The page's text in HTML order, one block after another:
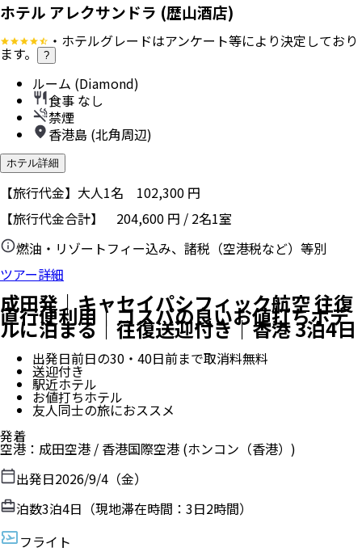
ホテル アレクサンドラ (歴山酒店)
・ホテルグレードはアンケート等により決定しており
ます。 ?
ルーム (Diamond)
食事 なし
禁煙
香港島 (北角周辺)
ホテル詳細
【旅行代金】大人1名 102,300 円
【旅行代金合計】 204,600 円 / 2名1室
燃油・リゾートフィー込み、諸税（空港税など）等別
ツアー詳細
成田発｜キャセイパシフィック航空 往復
直行便利用｜コスパの良いお値打ちホテ
ルに泊まる｜往復送迎付き｜香港 3泊4日
出発日前日の30・40日前まで取消料無料
送迎付き
駅近ホテル
お値打ちホテル
友人同士の旅におススメ
発着
空港 ： 成田空港 / 香港国際空港 (ホンコン（香港）)
出発日2026/9/4（金）
泊数3泊4日（現地滞在時間： 3日2時間）
フライト